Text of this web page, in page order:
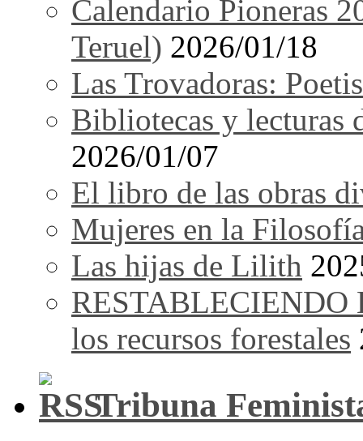
Calendario Pioneras
Teruel) 2026/01/18
Las Trovadoras:
Bibliotecas y lecturas
2026/01/07
El libro de las obras
Mujeres en la
Las hijas de Lilith
RESTABLECIENDO
los recursos forestales
Tribuna